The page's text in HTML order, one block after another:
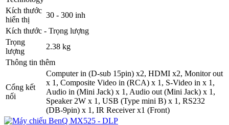
Kích thước
hiển thị
30 - 300 inh
Kích thước - Trọng lượng
Trọng
lượng
2.38 kg
Thông tin thêm
Cổng kết
nối
Computer in (D-sub 15pin) x2, HDMI x2, Monitor out
x 1, Composite Video in (RCA) x 1, S-Video in x 1,
Audio in (Mini Jack) x 1, Audio out (Mini Jack) x 1,
Speaker 2W x 1, USB (Type mini B) x 1, RS232
(DB-9pin) x 1, IR Receiver x1 (Front)‎‎